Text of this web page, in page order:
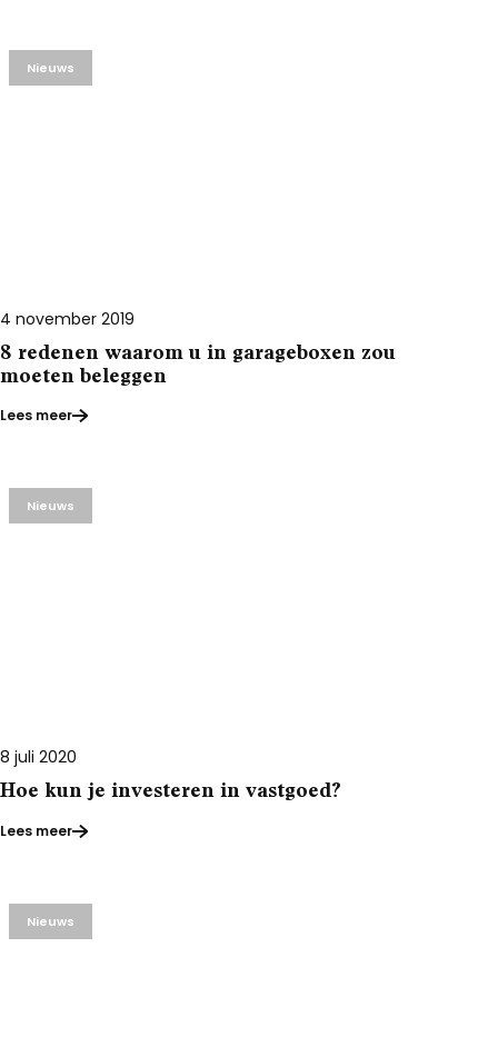
4 november 2019
8 redenen waarom u in garageboxen zou
moeten beleggen
Lees meer
Nieuws
8 juli 2020
Hoe kun je investeren in vastgoed?
Lees meer
Nieuws
Nieuws